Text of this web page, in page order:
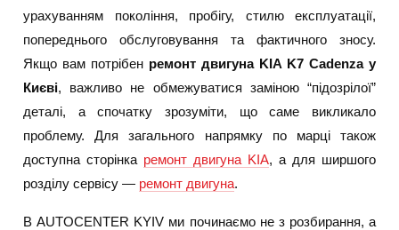
урахуванням покоління, пробігу, стилю експлуатації,
попереднього обслуговування та фактичного зносу.
Якщо вам потрібен ремонт двигуна KIA K7 Cadenza у
Києві, важливо не обмежуватися заміною “підозрілої”
деталі, а спочатку зрозуміти, що саме викликало
проблему. Для загального напрямку по марці також
доступна сторінка ремонт двигуна KIA, а для ширшого
розділу сервісу — ремонт двигуна.
В AUTOCENTER KYIV ми починаємо не з розбирання, а